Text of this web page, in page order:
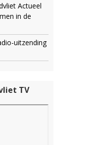
Actueel
in de
uitzending
TV